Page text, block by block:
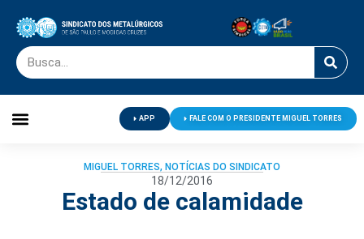
APP FALE COM O PRESIDENTE MIGUEL TORRES
MIGUEL TORRES, NOTÍCIAS DO SINDICATO
18/12/2016
Estado de calamidade